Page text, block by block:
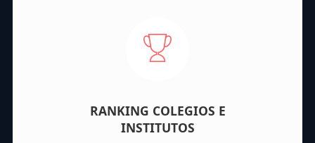
RANKING COLEGIOS E
INSTITUTOS